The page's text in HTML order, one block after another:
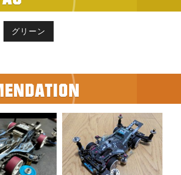
グリーン